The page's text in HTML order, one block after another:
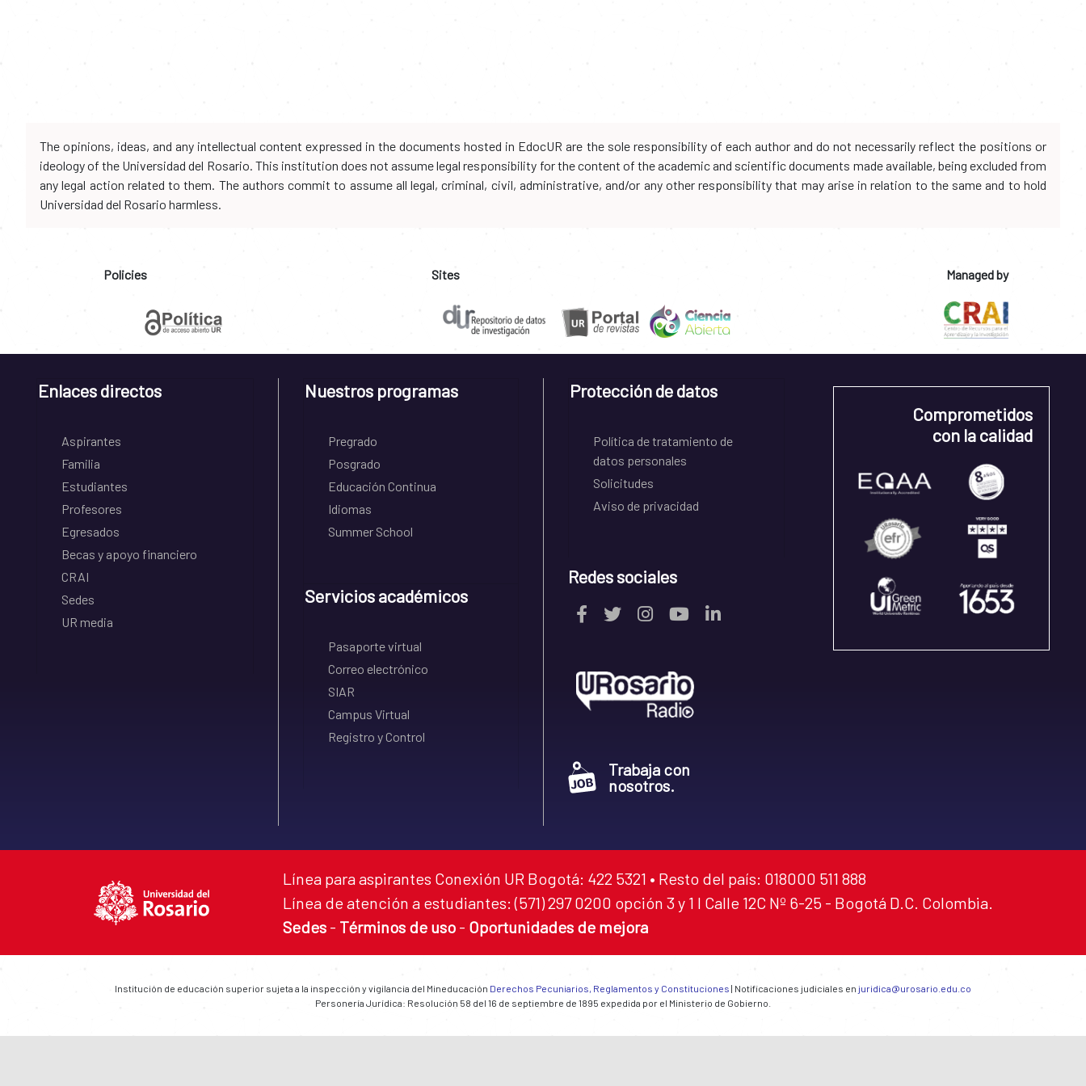
The opinions, ideas, and any intellectual content expressed in the documents hosted in EdocUR are the sole responsibility of each author and do not necessarily reflect the positions or
ideology of the Universidad del Rosario. This institution does not assume legal responsibility for the content of the academic and scientific documents made available, being excluded from
any legal action related to them. The authors commit to assume all legal, criminal, civil, administrative, and/or any other responsibility that may arise in relation to the same and to hold
Universidad del Rosario harmless.
Policies Sites Managed by
Enlaces directos
Aspirantes
Familia
Estudiantes
Profesores
Egresados
Becas y apoyo financiero
CRAI
Sedes
UR media
Nuestros programas
Pregrado
Posgrado
Educación Continua
Idiomas
Summer School
Servicios académicos
Pasaporte virtual
Correo electrónico
SIAR
Campus Virtual
Registro y Control
Protección de datos
Política de tratamiento de
datos personales
Solicitudes
Aviso de privacidad
Redes sociales
Trabaja con
nosotros.
Comprometidos
con la calidad
Línea para aspirantes Conexión UR Bogotá: 422 5321 • Resto del país: 018000 511 888
Línea de atención a estudiantes: (571) 297 0200 opción 3 y 1 I Calle 12C Nº 6-25 - Bogotá D.C. Colombia.
Sedes - Términos de uso - Oportunidades de mejora
Institución de educación superior sujeta a la inspección y vigilancia del Mineducación Derechos Pecuniarios, Reglamentos y Constituciones | Notificaciones judiciales en juridica@urosario.edu.co
Personería Jurídica: Resolución 58 del 16 de septiembre de 1895 expedida por el Ministerio de Gobierno.